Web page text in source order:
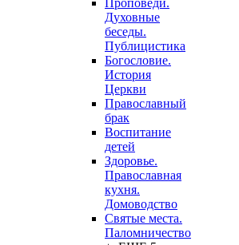
Проповеди.
Духовные
беседы.
Публицистика
Богословие.
История
Церкви
Православный
брак
Воспитание
детей
Здоровье.
Православная
кухня.
Домоводство
Святые места.
Паломничество